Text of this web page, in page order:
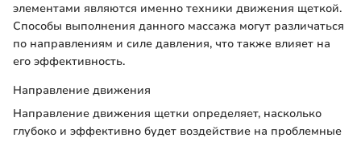
элементами являются именно техники движения щеткой.
Способы выполнения данного массажа могут различаться
по направлениям и силе давления, что также влияет на
его эффективность.
Направление движения
Направление движения щетки определяет, насколько
глубоко и эффективно будет воздействие на проблемные